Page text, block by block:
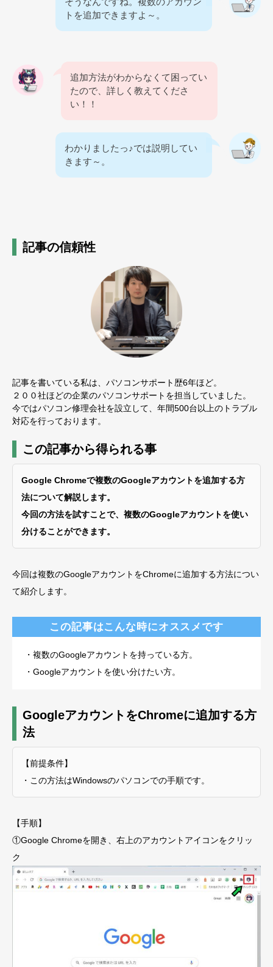
トを追加できますよ～。
追加方法がわからなくて困ってい
たので、詳しく教えてくださ
い！！
わかりましたっ♪では説明してい
きます～。
記事の信頼性
記事を書いている私は、パソコンサポート歴6年ほど。
２００社ほどの企業のパソコンサポートを担当していました。
今ではパソコン修理会社を設立して、年間500台以上のトラブル
対応を行っております。
この記事から得られる事
Google Chromeで複数のGoogleアカウントを追加する方
法について解説します。
今回の方法を試すことで、複数のGoogleアカウントを使い
分けることができます。
今回は複数のGoogleアカウントをChromeに追加する方法につい
て紹介します。
この記事はこんな時にオススメです
・複数のGoogleアカウントを持っている方。
・Googleアカウントを使い分けたい方。
GoogleアカウントをChromeに追加する方
法
【前提条件】
・この方法はWindowsのパソコンでの手順です。
【手順】
①Google Chromeを開き、右上のアカウントアイコンをクリッ
ク